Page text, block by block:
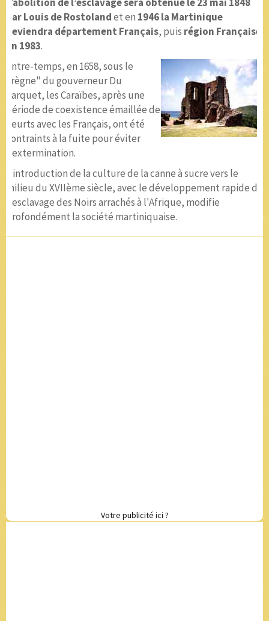
par Louis de Rostolandet en 1946 la Martinique
deviendra département Français, puis région Française
en 1983.
Entre-temps, en 1658, sous le
"règne" du gouverneur Du
Parquet, les Caraïbes, après une
période de coexistence émaillée de
heurts avec les Français, ont été
contraints à la fuite pour éviter
l'extermination.
L'introduction de la culture de la canne à sucre vers le
milieu du XVIIème siècle, avec le développement rapide de
l'esclavage des Noirs arrachés à l'Afrique, modifie
profondément la société martiniquaise.
Votre publicité ici ?